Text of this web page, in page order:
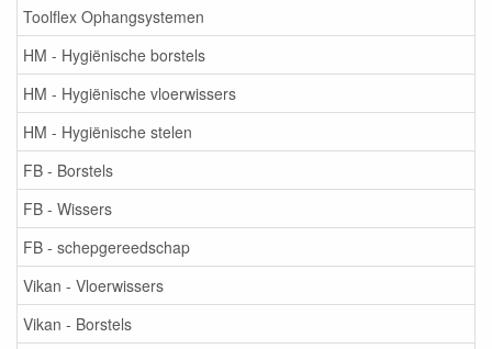
Toolflex Ophangsystemen
HM - Hygiënische borstels
HM - Hygiënische vloerwissers
HM - Hygiënische stelen
FB - Borstels
FB - Wissers
FB - schepgereedschap
Vikan - Vloerwissers
Vikan - Borstels